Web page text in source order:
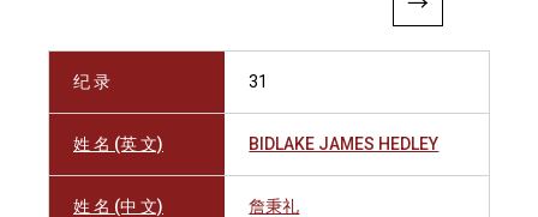
纪 录 31
姓 名 (英 文) BIDLAKE JAMES HEDLEY
姓 名 (中 文) 詹秉礼